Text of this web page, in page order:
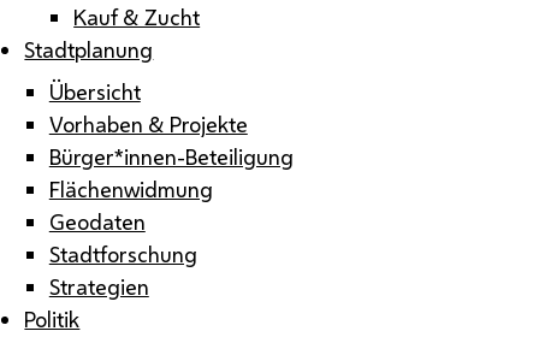
Kauf & Zucht
Stadtplanung
Übersicht
Vorhaben & Projekte
Bürger*innen-Beteiligung
Flächenwidmung
Geodaten
Stadtforschung
Strategien
Politik